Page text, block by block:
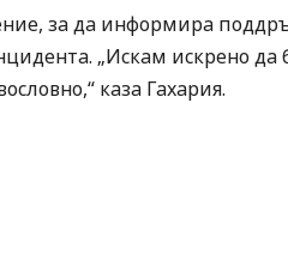
за да информира
„Искам искрено да
каза Гахария.